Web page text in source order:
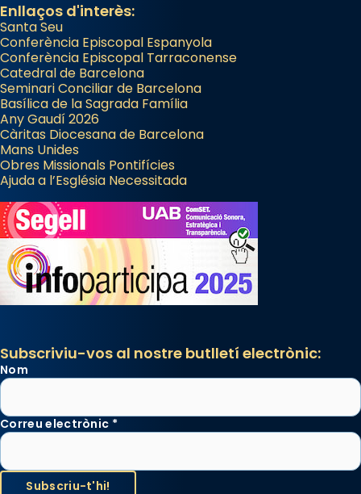
Enllaços d'interès:
Santa Seu
Conferència Episcopal Espanyola
Conferència Episcopal Tarraconense
Catedral de Barcelona
Seminari Conciliar de Barcelona
Basílica de la Sagrada Família
Any Gaudí 2026
Càritas Diocesana de Barcelona
Mans Unides
Obres Missionals Pontifícies
Ajuda a l’Església Necessitada
Subscriviu-vos al nostre butlletí electrònic:
Nom
Correu electrònic *